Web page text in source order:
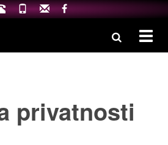
privatnosti